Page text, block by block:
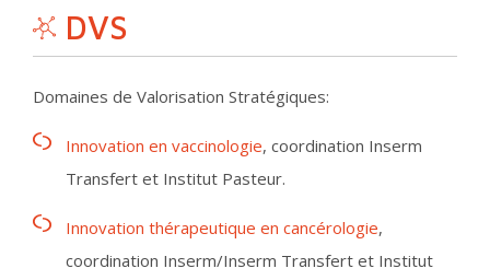
DVS
Domaines de Valorisation Stratégiques:
Innovation en vaccinologie, coordination Inserm
Transfert et Institut Pasteur.
Innovation thérapeutique en cancérologie,
coordination Inserm/Inserm Transfert et Institut